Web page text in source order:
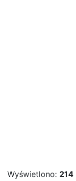
Wyświetlono: 214